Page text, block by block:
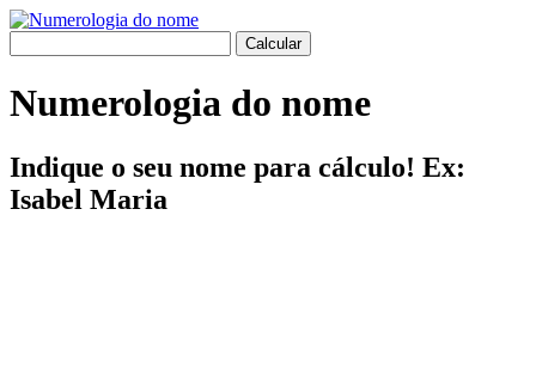
Numerologia do nome
Indique o seu nome para cálculo! Ex:
Isabel Maria